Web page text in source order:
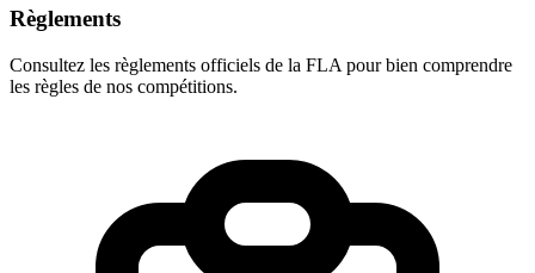
Règlements
Consultez les règlements officiels de la FLA pour bien comprendre
les règles de nos compétitions.